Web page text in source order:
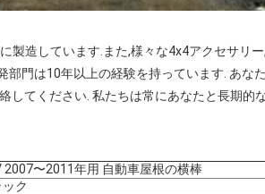
製造しています.また,様々な4x4アクセサリ
門は10年以上の経験を持っています. あな
してください. 私たちは常にあなたと長期的
2007〜2011年用 自動車屋根の横棒
ク